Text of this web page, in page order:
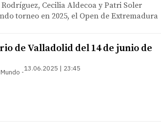
Cecilia Aldecoa y Patri Soler
torneo en 2025, el Open de Extremadura
de Valladolid del 14 de junio de
13.06.2025 | 23:45